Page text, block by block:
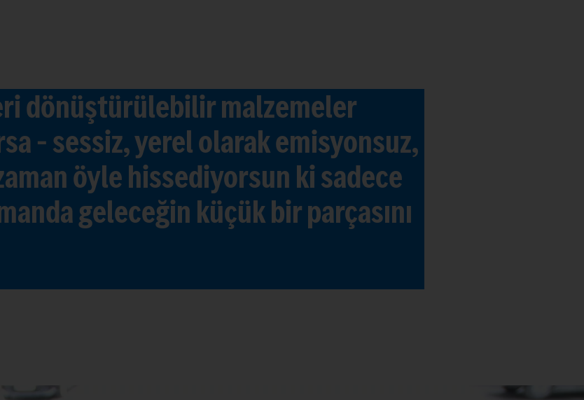
dönüştürülebilir malzemeler
– sessiz, yerel olarak emisyonsuz,
öyle hissediyorsun ki sadece
geleceğin küçük bir parçasını